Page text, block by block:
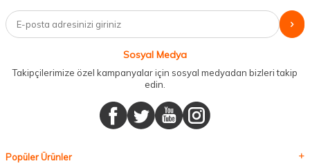
Sosyal Medya
Takipçilerimize özel kampanyalar için sosyal medyadan bizleri takip
edin.
Popüler Ürünler